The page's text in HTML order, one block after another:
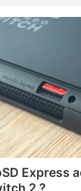
Express
2 ?